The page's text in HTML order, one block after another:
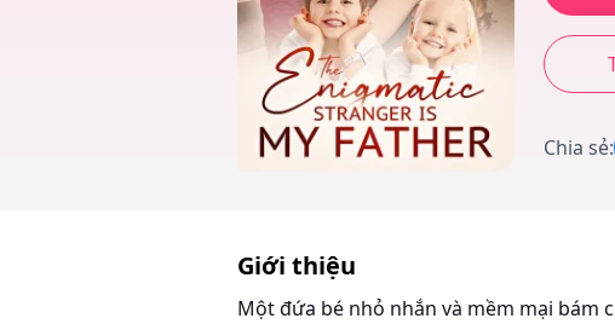
Chia sẻ:
Giới thiệu
Một đứa bé nhỏ nhắn và mềm mại bám